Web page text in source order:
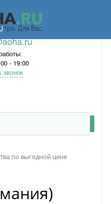
- 19:00
звонок
по выгодной цене